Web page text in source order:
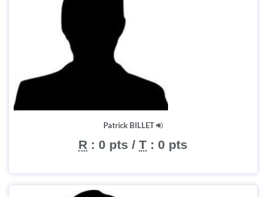
Patrick BILLET
R : 0 pts / T : 0 pts